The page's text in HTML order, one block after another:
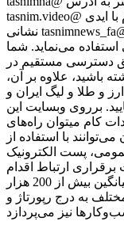
tasnim.video@ در تلگرام با ایدی Tasnimnews@ و در اینستاگرام به
نشانی tasnimnews_fa@ به فعالیت می‌پردازد و از این پتانسیل
می‌نماید. شما
دسترسی مستقیم در
باشید، علاوه بر آن،
و طلا و لیگ ایران و
برروی وبسایت این
کام میتوان راه‌های
با استفاده از
پست الکترونیک
ارتباط اقدام
نمایند. وبسایت خبرگزاری تسنیم با بازدید میانگین بیش از 200 هزار
به درج رپورتاژ و